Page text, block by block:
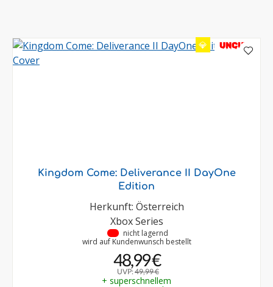
💎 UNCUT
Kingdom Come: Deliverance II DayOne
Edition
Herkunft: Österreich
Xbox Series
nicht lagernd
wird auf Kundenwunsch bestellt
48,99 €
UVP:49,99 €
+ superschnellem